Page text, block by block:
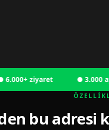
ziyaret ● 3.000 aylık
bu adresi